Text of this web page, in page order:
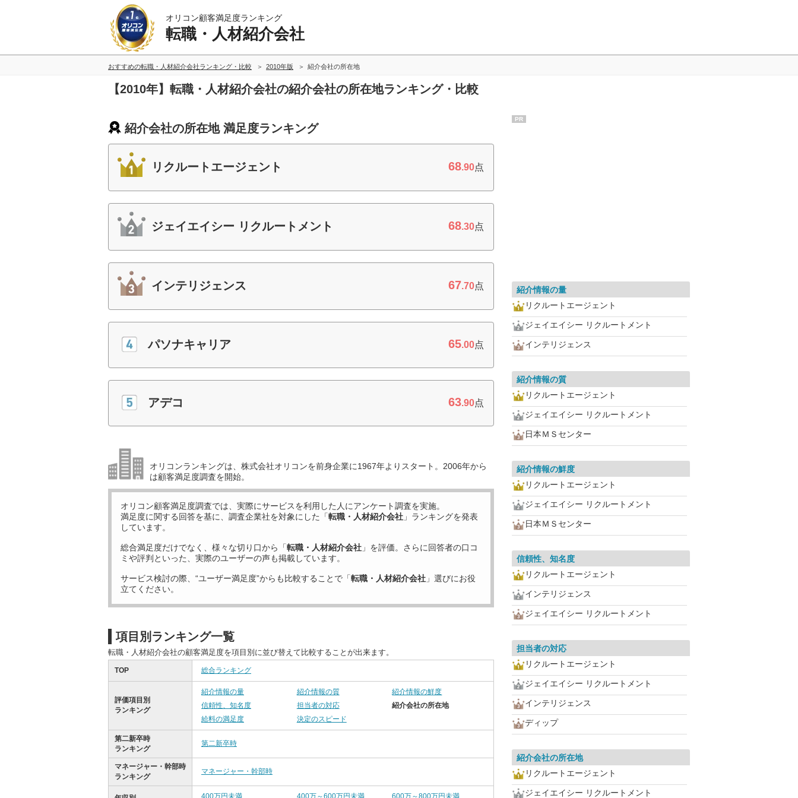
オリコン顧客満足度ランキング
転職・人材紹介会社
おすすめの転職・人材紹介会社ランキング・比較 2010年版 紹介会社の所在地
【2010年】転職・人材紹介会社の紹介会社の所在地ランキング・比較
紹介会社の所在地 満足度ランキング
リクルートエージェント 68.90点
ジェイエイシー リクルートメント 68.30点
インテリジェンス 67.70点
パソナキャリア 65.00点
アデコ 63.90点
オリコンランキングは、株式会社オリコンを前身企業に1967年よりスタート。2006年から
は顧客満足度調査を開始。
オリコン顧客満足度調査では、実際にサービスを利用した 人にアンケート調査を実施。
満足度に関する回答を基に、調査企業社を対象にした「転職・人材紹介会社 」ランキングを発表
しています。
総合満足度だけでなく、様々な切り口から「転職・人材紹介会社 」を評価。さらに回答者の口コ
ミや評判といった、実際のユーザーの声も掲載しています。
サービス検討の際、“ユーザー満足度”からも比較することで「転職・人材紹介会社 」選びにお役
立てください。
項目別ランキング一覧
転職・人材紹介会社の顧客満足度を項目別に並び替えて比較することが出来ます。
TOP 総合ランキング
評価項目別
ランキング
紹介情報の量 紹介情報の質
紹介情報の鮮度
信頼性、知名度
担当者の対応
紹介会社の所在地
給料の満足度
決定のスピード
第二新卒時
ランキング
第二新卒時
マネージャー・幹部時
ランキング
マネージャー・幹部時
400万円未満 400万～600万円未満 600万～800万円未満
PR
紹介情報の量
リクルートエージェント
ジェイエイシー リクルートメント
インテリジェンス
紹介情報の質
リクルートエージェント
ジェイエイシー リクルートメント
日本ＭＳセンター
紹介情報の鮮度
リクルートエージェント
ジェイエイシー リクルートメント
日本ＭＳセンター
信頼性、知名度
リクルートエージェント
インテリジェンス
ジェイエイシー リクルートメント
担当者の対応
リクルートエージェント
ジェイエイシー リクルートメント
インテリジェンス
ディップ
紹介会社の所在地
リクルートエージェント
ジェイエイシー リクルートメント